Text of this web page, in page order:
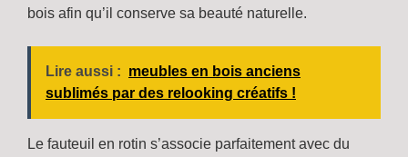
bois afin qu’il conserve sa beauté naturelle.
Lire aussi : meubles en bois anciens
sublimés par des relooking créatifs !
Le fauteuil en rotin s’associe parfaitement avec du